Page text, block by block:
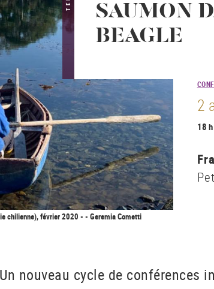
SAUMON
BEAGLE
2
18
chilienne), février 2020 - - Geremia Cometti
Un nouveau cycle de conférences